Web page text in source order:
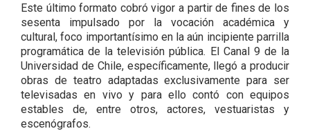
Este último formato cobró vigor a partir de fines de los
sesenta impulsado por la vocación académica y
cultural, foco importantísimo en la aún incipiente parrilla
programática de la televisión pública. El Canal 9 de la
Universidad de Chile, específicamente, llegó a producir
obras de teatro adaptadas exclusivamente para ser
televisadas en vivo y para ello contó con equipos
estables de, entre otros, actores, vestuaristas y
escenógrafos.